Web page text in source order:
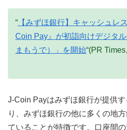
“ 【みずほ銀行】キャッシュレ
Coin Pay』が初詣向けデジタ
まもうで）」を開始“(PR
J-Coin Payはみずほ銀行が提供
り、みずほ銀行の他に多くの地
ていることが特徴です。口座間